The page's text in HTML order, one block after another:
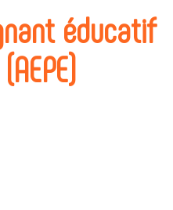
éducatif